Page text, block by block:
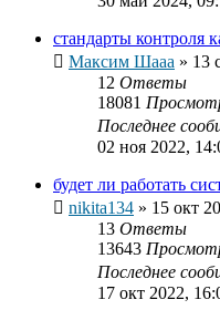
стандарты контроля
Максим Шааа » 13
12 Ответы
18081
Последнее
02 ноя 2022,
будет ли работать
nikita134 » 15 окт
13 Ответы
13643
Последнее
17 окт 2022,